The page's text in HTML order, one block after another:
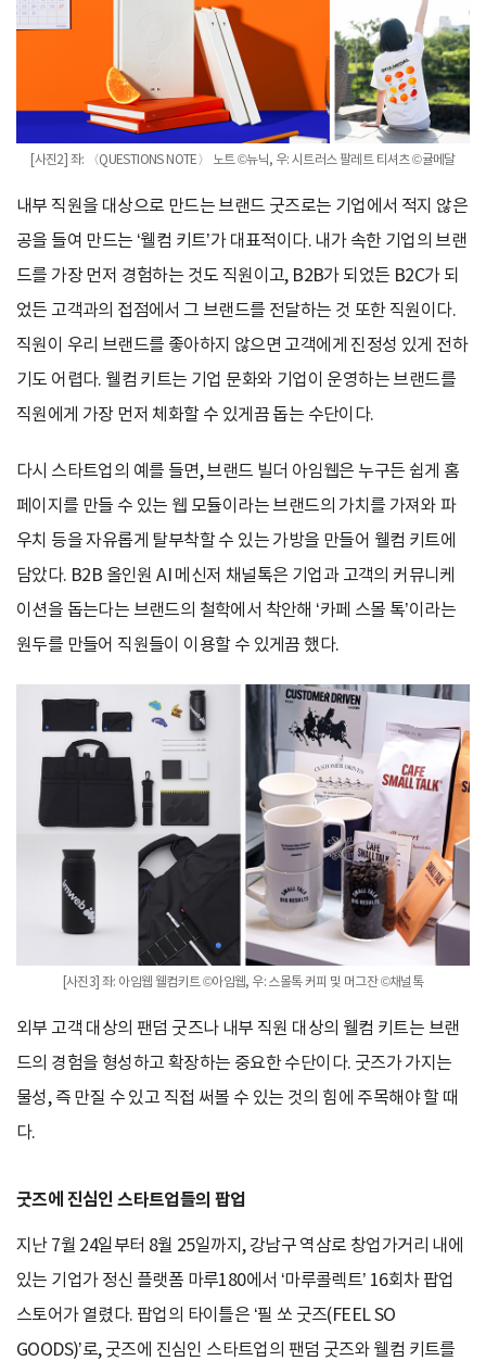
[사진2] 좌: 〈QUESTIONS NOTE〉 노트 ©뉴닉, 우: 시트러스 팔레트 티셔츠 ©귤메달
내부 직원을 대상으로 만드는 브랜드 굿즈로는 기업에서 적지 않은
공을 들여 만드는 ‘웰컴 키트’가 대표적이다. 내가 속한 기업의 브랜
드를 가장 먼저 경험하는 것도 직원이고, B2B가 되었든 B2C가 되
었든 고객과의 접점에서 그 브랜드를 전달하는 것 또한 직원이다.
직원이 우리 브랜드를 좋아하지 않으면 고객에게 진정성 있게 전하
기도 어렵다. 웰컴 키트는 기업 문화와 기업이 운영하는 브랜드를
직원에게 가장 먼저 체화할 수 있게끔 돕는 수단이다.
다시 스타트업의 예를 들면, 브랜드 빌더 아임웹은 누구든 쉽게 홈
페이지를 만들 수 있는 웹 모듈이라는 브랜드의 가치를 가져와 파
우치 등을 자유롭게 탈부착할 수 있는 가방을 만들어 웰컴 키트에
담았다. B2B 올인원 AI 메신저 채널톡은 기업과 고객의 커뮤니케
이션을 돕는다는 브랜드의 철학에서 착안해 ‘카페 스몰 톡’이라는
원두를 만들어 직원들이 이용할 수 있게끔 했다.
[사진3] 좌: 아임웹 웰컴키트 ©아임웹, 우: 스몰톡 커피 및 머그잔 ©채널톡
외부 고객 대상의 팬덤 굿즈나 내부 직원 대상의 웰컴 키트는 브랜
드의 경험을 형성하고 확장하는 중요한 수단이다. 굿즈가 가지는
물성, 즉 만질 수 있고 직접 써볼 수 있는 것의 힘에 주목해야 할 때
다.
굿즈에 진심인 스타트업들의 팝업
지난 7월 24일부터 8월 25일까지, 강남구 역삼로 창업가거리 내에
있는 기업가 정신 플랫폼 마루180에서 ‘마루콜렉트’ 16회차 팝업
스토어가 열렸다. 팝업의 타이틀은 ‘필 쏘 굿즈(FEEL SO
GOODS)’로, 굿즈에 진심인 스타트업의 팬덤 굿즈와 웰컴 키트를